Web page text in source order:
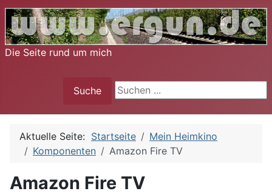
Die Seite rund um mich
Suche
Suche
Aktuelle Seite: Startseite
Mein Heimkino
Komponenten
Amazon Fire TV
Amazon Fire TV